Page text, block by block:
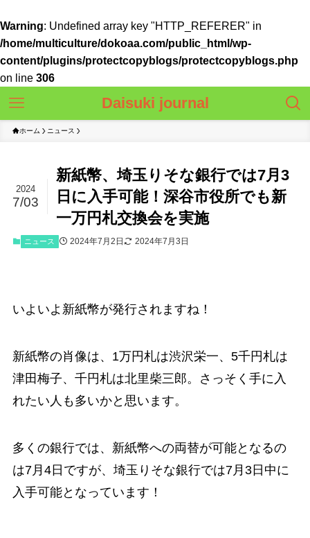
Warning: Undefined array key "HTTP_REFERER" in
/home/multiculture/dokoaa.com/public_html/wp-
content/plugins/protectcopyblogs/protectcopyblogs.php
on line 306
Daisuki journal
ホーム ニュース
新紙幣、埼玉りそな銀行では7月3
日に入手可能！深谷市役所でも新
一万円札交換会を実施
2024
7/03
ニュース 2024年7月2日 2024年7月3日
いよいよ新紙幣が発行されますね！
新紙幣の肖像は、1万円札は渋沢栄一、5千円札は
津田梅子、千円札は北里柴三郎。さっそく手に入
れたい人も多いかと思います。
多くの銀行では、新紙幣への両替が可能となるの
は7月4日ですが、埼玉りそな銀行では7月3日中に
入手可能となっています！